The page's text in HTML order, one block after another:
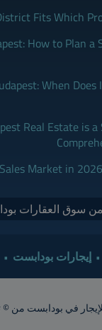
Fits Which
How to Plan a
When
Real Estate is
Market in
سوق العقارات
إيجارات بودابست
من © تاور إنترناشيونال 2015. جميع الحقوق محفوظة. أشعار الشقق تقريبية.